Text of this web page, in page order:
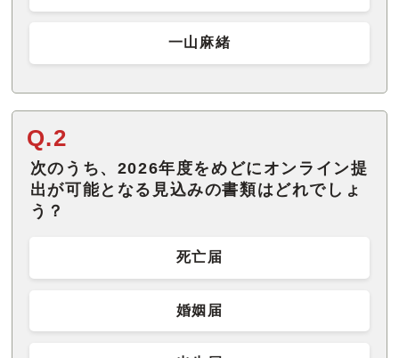
一山麻緒
Q.2
次のうち、2026年度をめどにオンライン提
出が可能となる見込みの書類はどれでしょ
う？
死亡届
婚姻届